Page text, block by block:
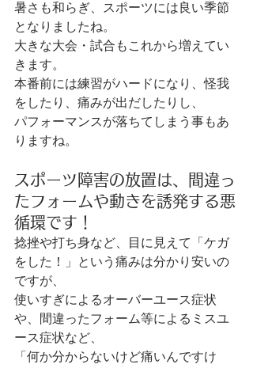
暑さも和らぎ、スポーツには良い季節
となりましたね。
大きな大会・試合もこれから増えてい
きます。
本番前には練習がハードになり、怪我
をしたり、痛みが出だしたりし、
パフォーマンスが落ちてしまう事もあ
りますね。
スポーツ障害の放置は、間違っ
たフォームや動きを誘発する悪
循環です！
捻挫や打ち身など、目に見えて「ケガ
をした！」という痛みは分かり安いの
ですが、
使いすぎによるオーバーユース症状
や、間違ったフォーム等によるミスユ
ース症状など、
「何か分からないけど痛いんですけ